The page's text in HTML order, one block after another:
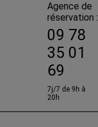
Agence de
réservation :
09 78
35 01
69
7j/7 de 9h à
20h